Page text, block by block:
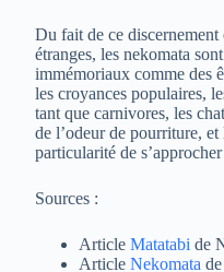
Du fait de ce discernement
étranges, les nekomata
immémoriaux comme des
les croyances populaires,
tant que carnivores, les
de l’odeur de pourriture,
particularité de
Sources :
ArticleMatatabi de
ArticleNekomata